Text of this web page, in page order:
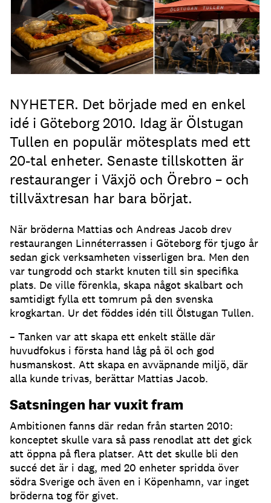
NYHETER. Det började med en enkel
idé i Göteborg 2010. Idag är Ölstugan
Tullen en populär mötesplats med ett
20-tal enheter. Senaste tillskotten är
restauranger i Växjö och Örebro – och
tillväxtresan har bara börjat.
När bröderna Mattias och Andreas Jacob drev
restaurangen Linnéterrassen i Göteborg för tjugo år
sedan gick verksamheten visserligen bra. Men den
var tungrodd och starkt knuten till sin specifika
plats. De ville förenkla, skapa något skalbart och
samtidigt fylla ett tomrum på den svenska
krogkartan. Ur det föddes idén till Ölstugan Tullen.
– Tanken var att skapa ett enkelt ställe där
huvudfokus i första hand låg på öl och god
husmanskost. Att skapa en avväpnande miljö, där
alla kunde trivas, berättar Mattias Jacob.
Satsningen har vuxit fram
Ambitionen fanns där redan från starten 2010:
konceptet skulle vara så pass renodlat att det gick
att öppna på flera platser. Att det skulle bli den
succé det är i dag, med 20 enheter spridda över
södra Sverige och även en i Köpenhamn, var inget
bröderna tog för givet.